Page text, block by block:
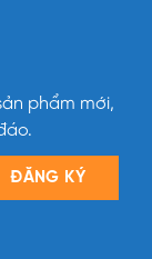
phẩm mới,